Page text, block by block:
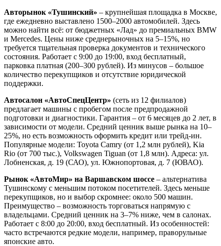
Авторынок «Тушинский» – крупнейшая площадка в Москве,
где ежедневно выставлено 1500–2000 автомобилей. Здесь
можно найти всё: от бюджетных «Лад» до премиальных BMW
и Mercedes. Цены ниже среднерыночных на 5–15%, но
требуется тщательная проверка документов и технического
состояния. Работает с 9:00 до 19:00, вход бесплатный,
парковка платная (200–300 рублей). Из минусов – большое
количество перекупщиков и отсутствие юридической
поддержки.
Автосалон «АвтоСпецЦентр» (сеть из 12 филиалов)
предлагает машины с пробегом после предпродажной
подготовки и диагностики. Гарантия – от 6 месяцев до 2 лет, в
зависимости от модели. Средний ценник выше рынка на 10–
25%, но есть возможность оформить кредит или трейд-ин.
Популярные модели: Toyota Camry (от 1,2 млн рублей), Kia
Rio (от 700 тыс.), Volkswagen Tiguan (от 1,8 млн). Адреса: ул.
Лобненская, д. 19 (САО), ул. Южнопортовая, д. 7 (ЮВАО).
Рынок «АвтоМир» на Варшавском шоссе – альтернатива
Тушинскому с меньшим потоком посетителей. Здесь меньше
перекупщиков, но и выбор скромнее: около 500 машин.
Преимущество – возможность торговаться напрямую с
владельцами. Средний ценник на 3–7% ниже, чем в салонах.
Работает с 8:00 до 20:00, вход бесплатный. Из особенностей:
часто встречаются редкие модели, например, праворульные
японские авто.